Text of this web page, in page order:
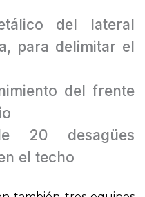
del lateral
para delimitar el
del frente
20 desagües
el techo